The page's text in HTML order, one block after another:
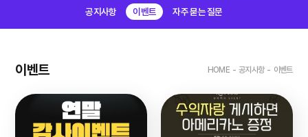
공지사항 이벤트 자주 묻는 질문
이벤트 HOME - 공지사항 - 이벤트